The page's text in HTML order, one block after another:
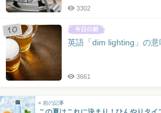
3302
英語「dim lighting」の意
3661
« 前の記事